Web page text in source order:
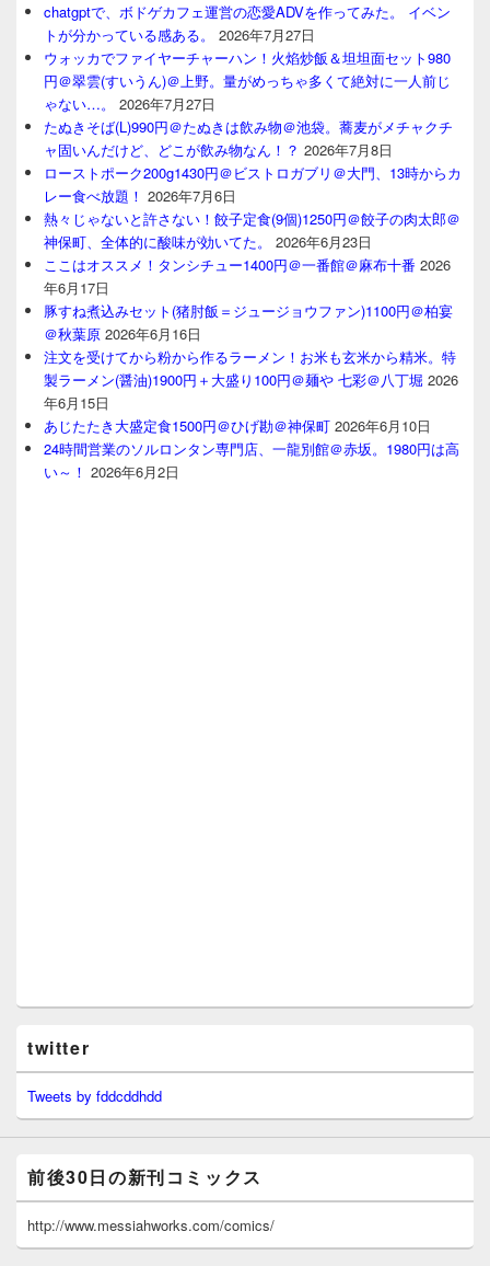
chatgptで、ボドゲカフェ運営の恋愛ADVを作ってみた。 イベン
トが分かっている感ある。
2026年7月27日
ウォッカでファイヤーチャーハン！火焰炒飯＆坦坦面セット980
円＠翠雲(すいうん)＠上野。量がめっちゃ多くて絶対に一人前じ
ゃない…。
2026年7月27日
たぬきそば(L)990円＠たぬきは飲み物＠池袋。蕎麦がメチャクチ
ャ固いんだけど、どこが飲み物なん！？ 2026年7月8日
ローストポーク200g1430円＠ビストロガブリ＠大門、13時からカ
レー食べ放題！ 2026年7月6日
熱々じゃないと許さない！餃子定食(9個)1250円＠餃子の肉太郎＠
神保町、全体的に酸味が効いてた。
2026年6月23日
ここはオススメ！タンシチュー1400円＠一番館＠麻布十番 2026
年6月17日
豚すね煮込みセット(猪肘飯＝ジュージョウファン)1100円＠柏宴
＠秋葉原 2026年6月16日
注文を受けてから粉から作るラーメン！お米も玄米から精米。特
製ラーメン(醤油)1900円＋大盛り100円＠麺や 七彩＠八丁堀 2026
年6月15日
あじたたき大盛定食1500円＠ひげ勘＠神保町 2026年6月10日
24時間営業のソルロンタン専門店、一龍別館＠赤坂。1980円は高
い～！ 2026年6月2日
twitter
Tweets by fddcddhdd
前後30日の新刊コミックス
http://www.messiahworks.com/comics/